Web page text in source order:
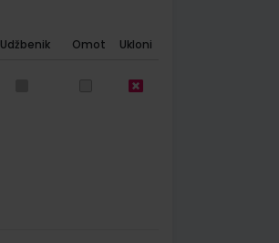
Udžbenik Omot Ukloni